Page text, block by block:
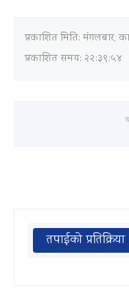
प्रकाशित मिति:मंगलबार,
प्रकाशित समय: २२:३९:५४
तपाईको प्रतिक्रिया